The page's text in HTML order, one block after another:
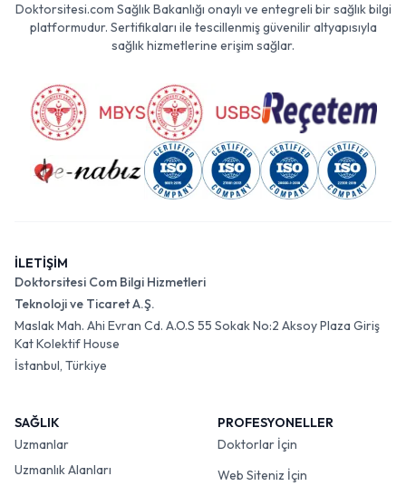
Doktorsitesi.com Sağlık Bakanlığı onaylı ve entegreli bir sağlık bilgi
platformudur. Sertifikaları ile tescillenmiş güvenilir altyapısıyla
sağlık hizmetlerine erişim sağlar.
İLETİŞİM
Doktorsitesi Com Bilgi Hizmetleri
Teknoloji ve Ticaret A.Ş.
Maslak Mah. Ahi Evran Cd. A.O.S 55 Sokak No:2 Aksoy Plaza Giriş
Kat Kolektif House
İstanbul, Türkiye
SAĞLIK
Uzmanlar
Uzmanlık Alanları
PROFESYONELLER
Doktorlar İçin
Web Siteniz İçin